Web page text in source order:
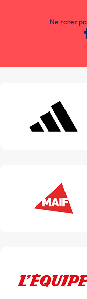
Ne ratez